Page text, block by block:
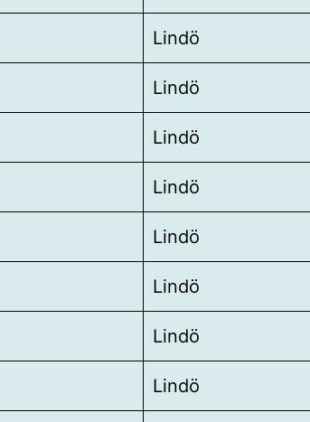
Lindö
Lindö
Lindö
Lindö
Lindö
Lindö
Lindö
Lindö